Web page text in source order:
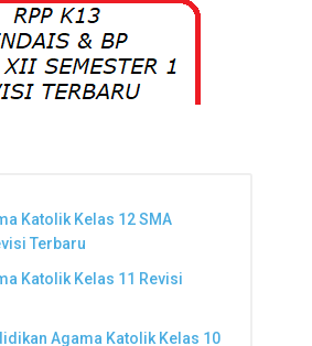
Katolik Kelas 12 SMA
Terbaru
Katolik Kelas 11 Revisi
Agama Katolik Kelas 10